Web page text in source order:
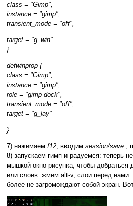
class = "Gimp",
instance = "gimp",
transient_mode = "off",
target = "g_win"
}
defwinprop {
class = "Gimp",
instance = "gimp",
role = "gimp-dock",
transient_mode = "off",
target = "g_lay"
}
7) нажимаем f12, вводим session/save ,
8) запускаем гимп и радуемся: теперь
мышкой окно рисунка, чтобы добраться
или слоев. жмем alt-v, слои перед нами.
более не загромождают собой экран.